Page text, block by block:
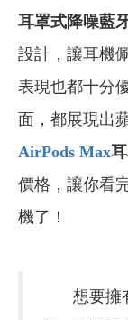
耳罩式降噪藍
設計，讓耳機
表現也都十分
面，都展現出
AirPods Max
價格，讓你看
機了！
想要擁有